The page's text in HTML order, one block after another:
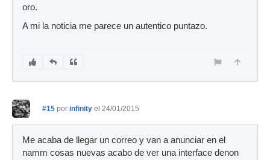
oro.
A mi la noticia me parece un autentico puntazo.
#15 por infinity el 24/01/2015
Me acaba de llegar un correo y van a anunciar en el
namm cosas nuevas acabo de ver una interface denon